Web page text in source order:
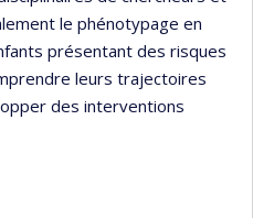
le phénotypage en
présentant des risques
leurs trajectoires
des interventions